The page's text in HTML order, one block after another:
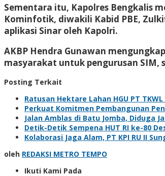
Sementara itu, Kapolres Bengkalis
Kominfotik, diwakili Kabid PBE,
aplikasi Sinar oleh Kapolri.
AKBP Hendra Gunawan
masyarakat untuk pengurusan
Posting Terkait
Ratusan Hektare Lahan HGU PT
Perkuat Komitmen Pembangunan
Jalan Amblas di Batu Jomba, Diduga
Detik-Detik Sempena HUT RI ke-80
Kolaborasi Jaga Alam, PT KPI RU II
oleh REDAKSI METRO TEMPO
Ikuti Kami Pada